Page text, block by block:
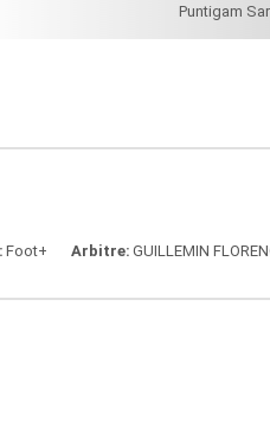
Puntigam
Foot+ Arbitre GUILLEMIN